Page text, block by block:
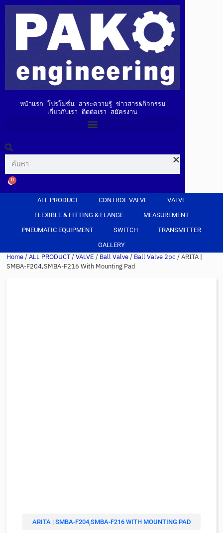
หน้าแรก โปรโมชั่น สาระความรู้ ข่าวสาร&กิจกรรม
เกี่ยวกับเรา
ติดต่อเรา สมัครงาน
0
ALL PRODUCT CONTROL VALVE
VALVE
FLEXIBLE & FITTING & FLANGE
MEASUREMENT
PNEUMATIC EQUIPMENT
SWITCH
TRANSMITTER
GALLERY
Home/ALL PRODUCT/VALVE/Ball Valve/Ball Valve 2pc/ ARITA |
SMBA-F204,SMBA-F216 With Mounting Pad
ARITA | SMBA-F204,SMBA-F216 WITH MOUNTING PAD